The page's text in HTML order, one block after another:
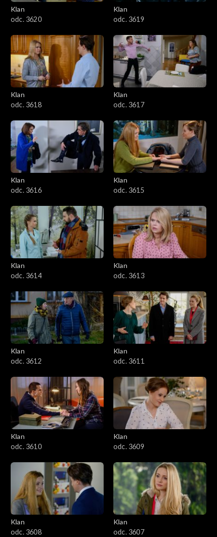
Klan
odc. 3620
Klan
odc. 3619
Klan
odc. 3618
Klan
odc. 3617
Klan
odc. 3616
Klan
odc. 3615
Klan
odc. 3614
Klan
odc. 3613
Klan
odc. 3612
Klan
odc. 3611
Klan
odc. 3610
Klan
odc. 3609
Klan
odc. 3608
Klan
odc. 3607